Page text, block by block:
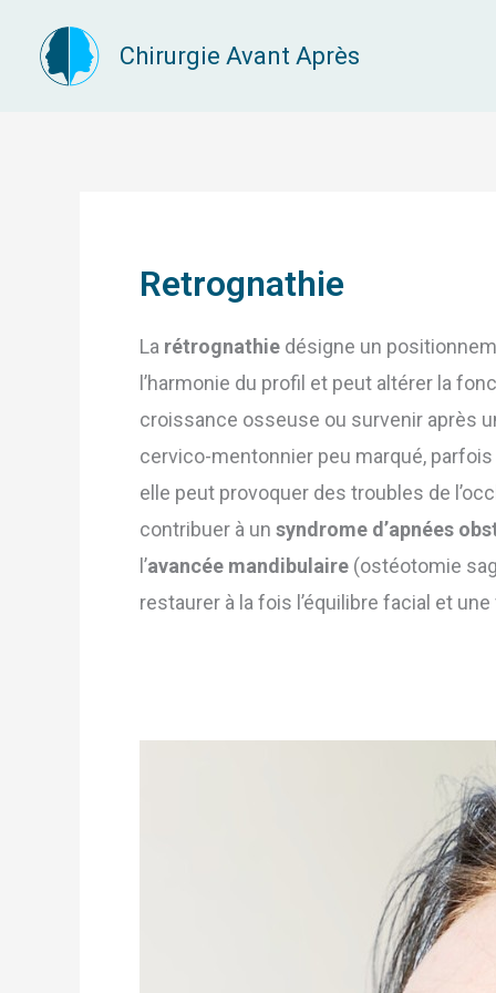
contenu
Chirurgie Avant Après
Retrognathie
La rétrognathie désigne un
l’harmonie du profil et peut altérer la
croissance osseuse ou survenir après
cervico-mentonnier peu marqué,
elle peut provoquer des troubles de
contribuer à un syndrome d’apnées
l’avancée mandibulaire (ostéotomie
restaurer à la fois l’équilibre facial et